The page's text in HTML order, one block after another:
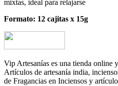
mixtas, ideal para relajarse
Formato: 12 cajitas x 15g
Vip Artesanías es una tienda online
Artículos de artesanía india,
de Fragancias en Inciensos y